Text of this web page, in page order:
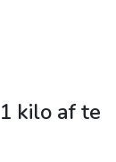
kilo af te